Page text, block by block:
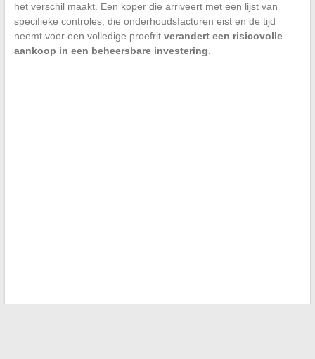
het verschil maakt. Een koper die arriveert met een lijst van
specifieke controles, die onderhoudsfacturen eist en de tijd
neemt voor een volledige proefrit verandert een risicovolle
aankoop in een beheersbare investering.